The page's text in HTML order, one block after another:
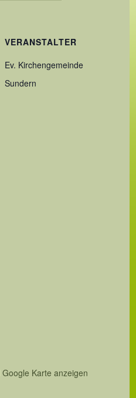
VERANSTALTER
Ev. Kirchengemeinde
Sundern
Google Karte anzeigen